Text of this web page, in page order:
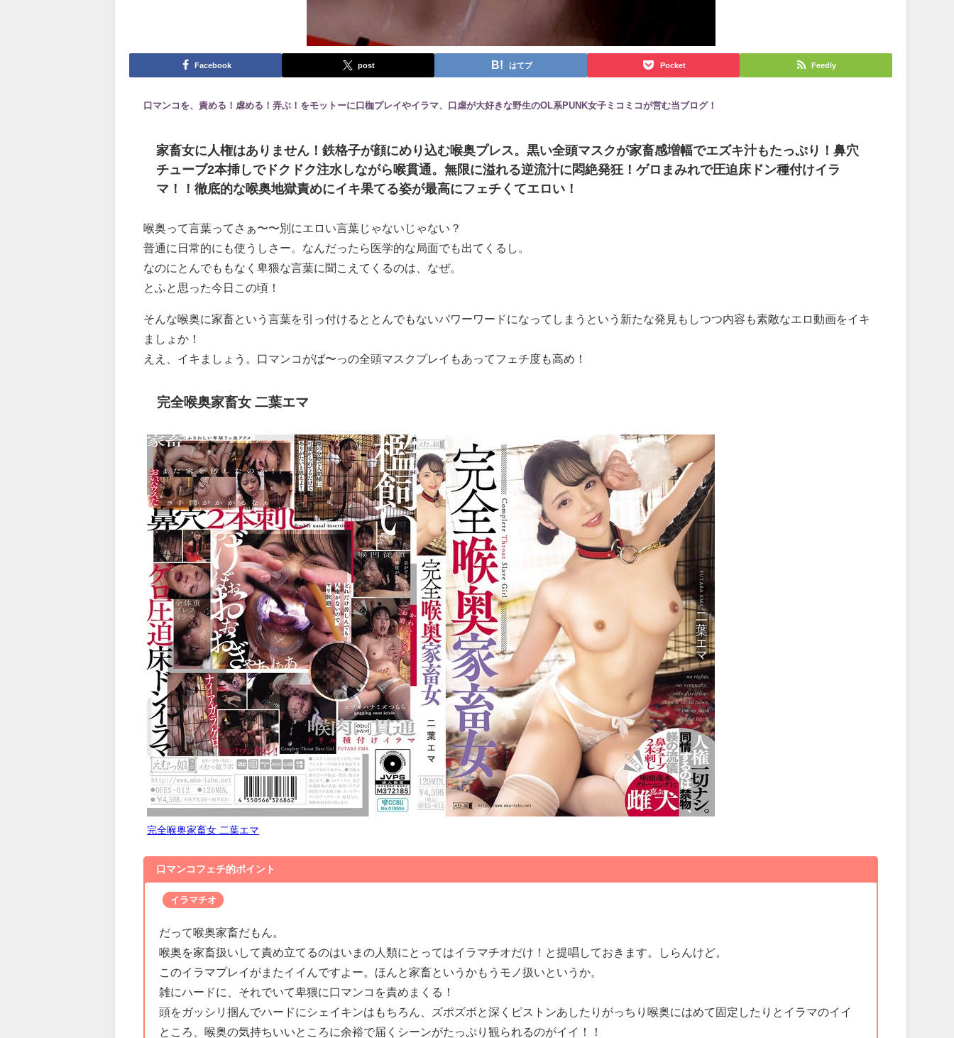
Facebook post はてブ Pocket Feedly
口マンコを、責める！虐める！弄ぶ！をモットーに口枷プレイやイラマ、口虐が大好きな野生のOL系PUNK女子ミコミコが営む当ブログ！
家畜女に人権はありません！鉄格子が顔にめり込む喉奥プレス。黒い全頭マスクが家畜感増幅でエズキ汁もたっぷり！鼻穴
チューブ2本挿しでドクドク注水しながら喉貫通。無限に溢れる逆流汁に悶絶発狂！ゲロまみれで圧迫床ドン種付けイラ
マ！！徹底的な喉奥地獄責めにイキ果てる姿が最高にフェチくてエロい！
喉奥って言葉ってさぁ〜〜別にエロい言葉じゃないじゃない？
普通に日常的にも使うしさー。なんだったら医学的な局面でも出てくるし。
なのにとんでももなく卑猥な言葉に聞こえてくるのは、なぜ。
とふと思った今日この頃！
そんな喉奥に家畜という言葉を引っ付けるととんでもないパワーワードになってしまうという新たな発見もしつつ内容も素敵なエロ動画をイキ
ましょか！
ええ、イキましょう。口マンコがば〜っの全頭マスクプレイもあってフェチ度も高め！
完全喉奥家畜女 二葉エマ
完全喉奥家畜女 二葉エマ
口マンコフェチ的ポイント
イラマチオ
だって喉奥家畜だもん。
喉奥を家畜扱いして責め立てるのはいまの人類にとってはイラマチオだけ！と提唱しておきます。しらんけど。
このイラマプレイがまたイイんですよー。ほんと家畜というかもうモノ扱いというか。
雑にハードに、それでいて卑猥に口マンコを責めまくる！
頭をガッシリ掴んでハードにシェイキンはもちろん、ズポズボと深くピストンあしたりがっちり喉奥にはめて固定したりとイラマのイイ
ところ、喉奥の気持ちいいところに余裕で届くシーンがたっぷり観られるのがイイ！！